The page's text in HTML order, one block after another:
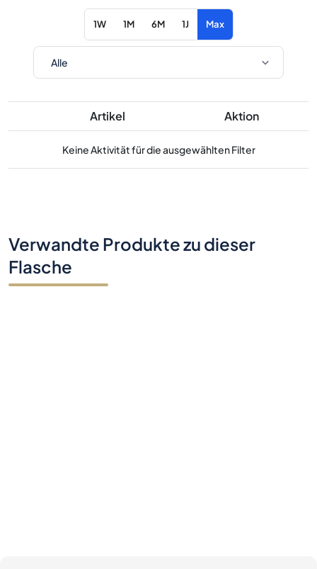
1W 1M 6M 1J Max
Artikel Aktion
Keine Aktivität für die ausgewählten Filter
Verwandte Produkte zu dieser
Flasche